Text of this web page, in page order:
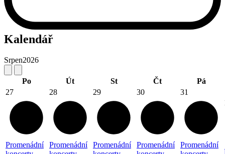
Kalendář
Srpen2026
Po Út St Čt
Pá
27
Promenádní
28
Promenádní
29
Promenádní
30
Promenádní
31
Promenádní